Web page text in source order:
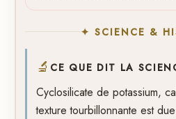
✦ SCIENCE &
🔬 CE QUE DIT LA
Cyclosilicate de potassium,
texture tourbillonnante est